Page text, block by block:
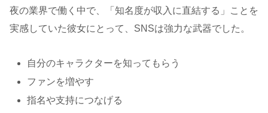
夜の業界で働く中で、「知名度が収入に直結する」ことを
実感していた彼女にとって、SNSは強力な武器でした。
自分のキャラクターを知ってもらう
ファンを増やす
指名や支持につなげる